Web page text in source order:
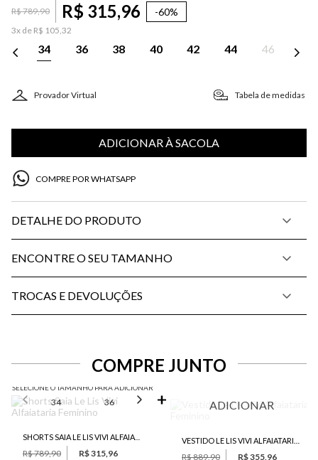
R$789,90 R$ 315,96 -60%
3x de R$ 105,32
34 36 38 40 42 44 46
Provador Virtual Tabela de medidas
ADICIONAR À SACOLA
COMPRE POR WHATSAPP
DETALHE DO PRODUTO
ENCONTRE O SEU TAMANHO
TROCAS E DEVOLUÇÕES
COMPRE JUNTO
SELECIONE O TAMANHO PARA ADICIONAR
34 36 38 40 42
SHORTS SAIA LE LIS VIVI ALFAIATARIA FEMININO
R$ 789,90
R$ 315,96
ADICIONAR
R$ 889,90
R$ 355,96